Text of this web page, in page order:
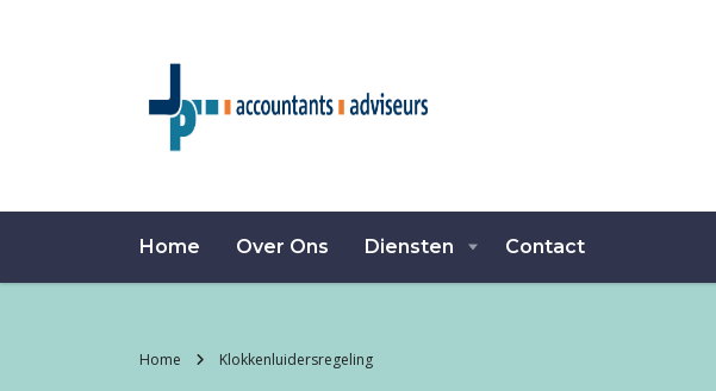
Home Over Ons Diensten Contact
Home Klokkenluidersregeling